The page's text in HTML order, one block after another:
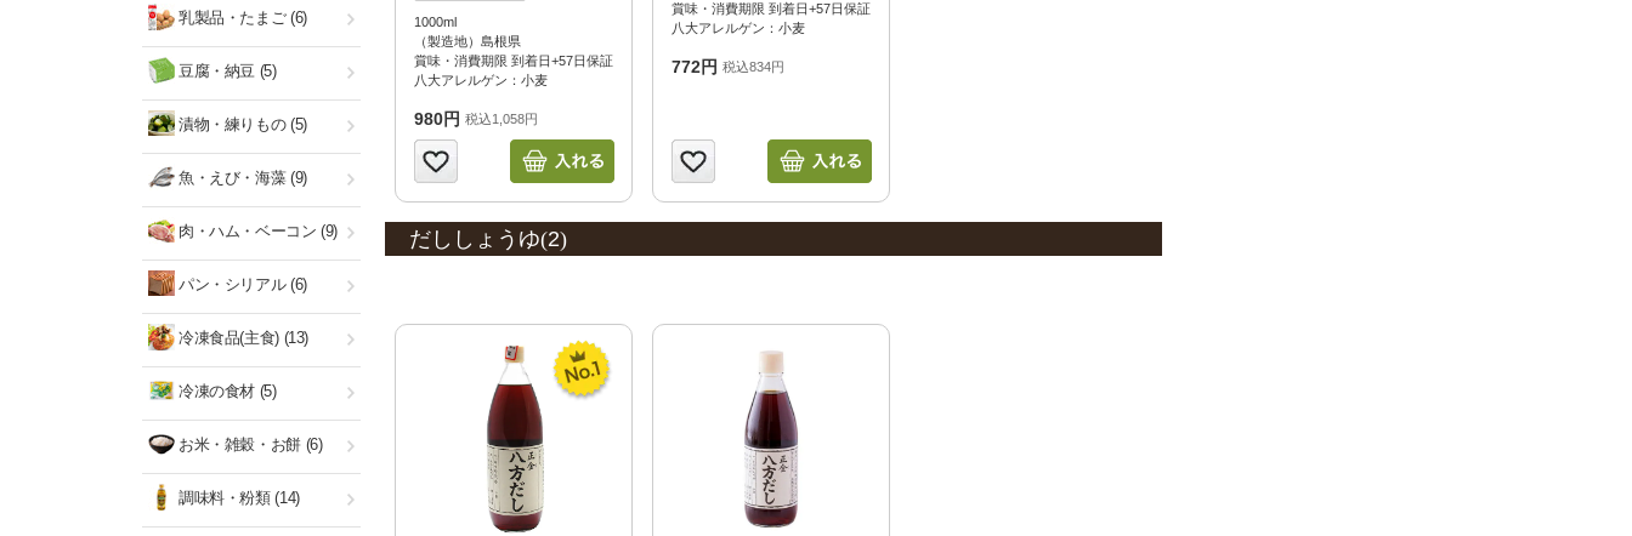
1000ml
（製造地）島根県
賞味・消費期限 到着日+57日保証
八大アレルゲン：小麦
980円 税込1,058円
賞味・消費期限 到着日+57日保証
八大アレルゲン：小麦
772円 税込834円
だししょうゆ(2)
乳製品・たまご(6)
豆腐・納豆 (5)
漬物・練りもの(5)
魚・えび・海藻(9)
肉・ハム・ベーコン (9)
パン・シリアル(6)
冷凍食品(主食)(13)
冷凍の食材 (5)
お米・雑穀・お餅(6)
調味料・粉類(14)